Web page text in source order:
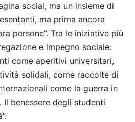
social, ma un insieme di
ma prima ancora
persone”. Tra le iniziative più
e impegno sociale:
come aperitivi universitari,
solidali, come raccolte di
come la guerra in
Il benessere degli studenti